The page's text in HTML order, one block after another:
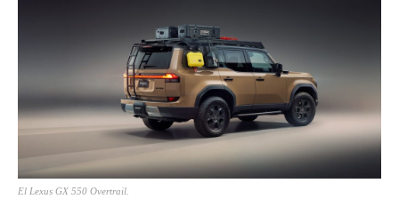
El Lexus GX 550 Overtrail.